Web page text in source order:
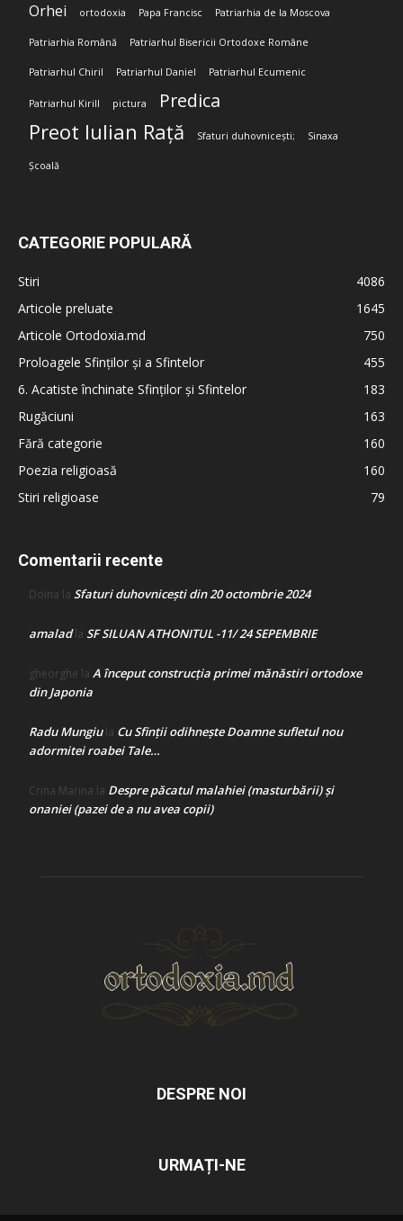
Orhei ortodoxia Papa Francisc Patriarhia de la Moscova
Patriarhia Română Patriarhul Bisericii Ortodoxe Române
Patriarhul Chiril Patriarhul Daniel Patriarhul Ecumenic
Patriarhul Kirill pictura Predica
Preot Iulian Rață Sfaturi duhovnicești; Sinaxa
Școală
CATEGORIE POPULARĂ
Stiri
4086
Articole preluate
1645
Articole Ortodoxia.md
750
Proloagele Sfinților și a Sfintelor
455
6. Acatiste închinate Sfinților și Sfintelor
183
Rugăciuni
163
Fără categorie
160
Poezia religioasă
160
Stiri religioase
79
Comentarii recente
Doina la Sfaturi duhovnicești din 20 octombrie 2024
amaladla SF SILUAN ATHONITUL -11/ 24 SEPEMBRIE
gheorghe la A început construcţia primei mănăstiri ortodoxe
din Japonia
Radu Mungiula Cu Sfinții odihnește Doamne sufletul nou
adormitei roabei Tale…
Crina Marina la Despre păcatul malahiei (masturbării) şi
onaniei (pazei de a nu avea copii)
DESPRE NOI
URMAȚI-NE